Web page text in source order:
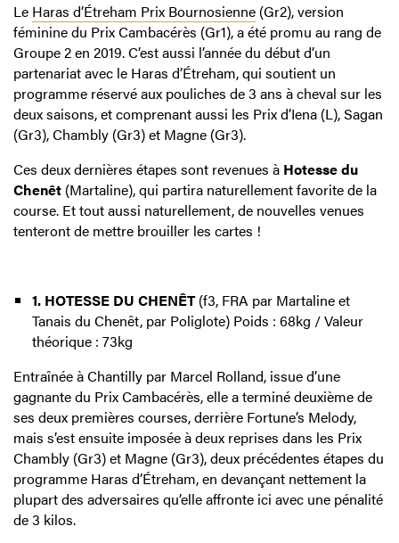
Le Haras d’Étreham Prix Bournosienne (Gr2), version
féminine du Prix Cambacérès (Gr1), a été promu au rang de
Groupe 2 en 2019. C’est aussi l’année du début d’un
partenariat avec le Haras d’Étreham, qui soutient un
programme réservé aux pouliches de 3 ans à cheval sur les
deux saisons, et comprenant aussi les Prix d’Iena (L), Sagan
(Gr3), Chambly (Gr3) et Magne (Gr3).
Ces deux dernières étapes sont revenues à Hotesse du
Chenêt (Martaline), qui partira naturellement favorite de la
course. Et tout aussi naturellement, de nouvelles venues
tenteront de mettre brouiller les cartes !
1. HOTESSE DU CHENÊT(f3, FRA par Martaline et
Tanais du Chenêt, par Poliglote) Poids : 68kg / Valeur
théorique : 73kg
Entraînée à Chantilly par Marcel Rolland, issue d’une
gagnante du Prix Cambacérès, elle a terminé deuxième de
ses deux premières courses, derrière Fortune’s Melody,
mais s’est ensuite imposée à deux reprises dans les Prix
Chambly (Gr3) et Magne (Gr3), deux précédentes étapes du
programme Haras d’Étreham, en devançant nettement la
plupart des adversaires qu’elle affronte ici avec une pénalité
de 3 kilos.